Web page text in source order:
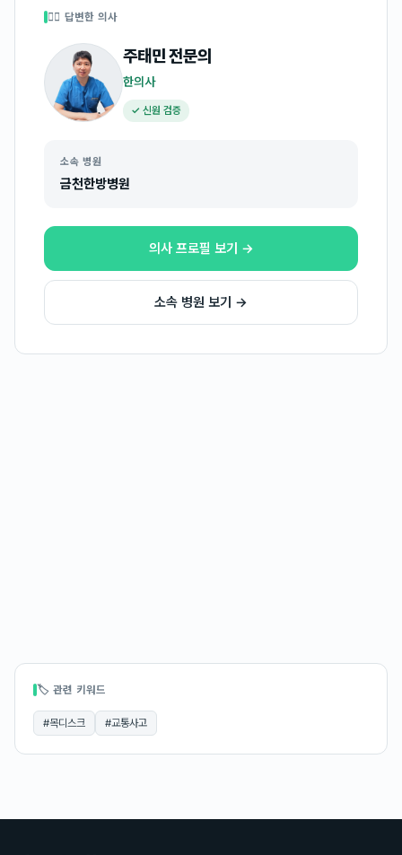
👩‍⚕️ 답변한 의사
주태민전문의
한의사
✓ 신원 검증
소속 병원
금천한방병원
의사 프로필 보기 →
소속 병원 보기 →
🏷 관련 키워드
#목디스크 #교통사고